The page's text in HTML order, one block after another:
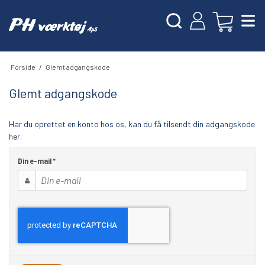
Forside / Glemt adgangskode
Glemt adgangskode
Har du oprettet en konto hos os, kan du få tilsendt din adgangskode
her.
Din e-mail*